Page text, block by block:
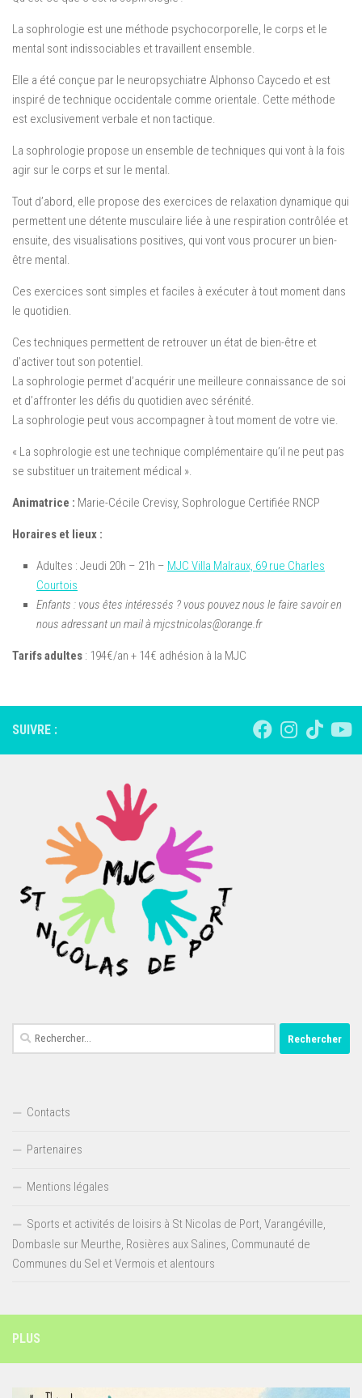
La sophrologie est une méthode psychocorporelle, le corps et le
mental sont indissociables et travaillent ensemble.
Elle a été conçue par le neuropsychiatre Alphonso Caycedo et est
inspiré de technique occidentale comme orientale. Cette méthode
est exclusivement verbale et non tactique.
La sophrologie propose un ensemble de techniques qui vont à la fois
agir sur le corps et sur le mental.
Tout d’abord, elle propose des exercices de relaxation dynamique qui
permettent une détente musculaire liée à une respiration contrôlée et
ensuite, des visualisations positives, qui vont vous procurer un bien-
être mental.
Ces exercices sont simples et faciles à exécuter à tout moment dans
le quotidien.
Ces techniques permettent de retrouver un état de bien-être et
d’activer tout son potentiel.
La sophrologie permet d’acquérir une meilleure connaissance de soi
et d’affronter les défis du quotidien avec sérénité.
La sophrologie peut vous accompagner à tout moment de votre vie.
« La sophrologie est une technique complémentaire qu’il ne peut pas
se substituer un traitement médical ».
Animatrice : Marie-Cécile Crevisy, Sophrologue Certifiée RNCP
Horaires et lieux :
Adultes : Jeudi 20h – 21h – MJC Villa Malraux, 69 rue Charles
Courtois
Enfants : vous êtes intéressés ? vous pouvez nous le faire savoiren
nous adressant un mail à mjcstnicolas@orange.fr
Tarifs adultes : 194€/an + 14€ adhésion à la MJC
SUIVRE :
Rechercher :
Contacts
Partenaires
Mentions légales
Sports et activités de loisirs à St Nicolas de Port, Varangéville,
Dombasle sur Meurthe, Rosières aux Salines, Communauté de
Communes du Sel et Vermois et alentours
PLUS